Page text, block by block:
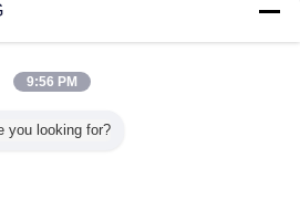
9:56 PM
you looking for?